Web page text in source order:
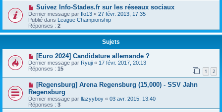
Suivez Info-Stades.fr sur les réseaux sociaux
Dernier message par flo13 « 27 févr. 2013, 17:35
Publié dans League Championship
Réponses : 2
Sujets
[Euro 2024] Candidature allemande ?
Dernier message par Ryuji « 17 févr. 2017, 20:13
Réponses : 15 1 2
[Regensburg] Arena Regensburg (15,000) - SSV Jahn
Regensburg
Dernier message par llazyyboy « 03 avr. 2015, 13:40
Réponses : 3